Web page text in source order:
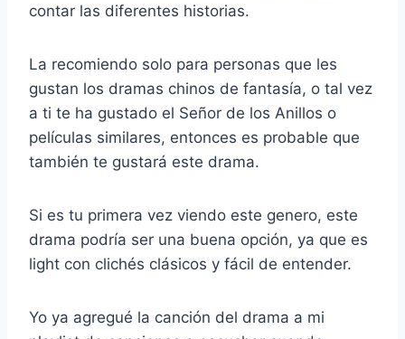
contar las diferentes historias.
La recomiendo solo para personas que les
gustan los dramas chinos de fantasía, o tal vez
a ti te ha gustado el Señor de los Anillos o
películas similares, entonces es probable que
también te gustará este drama.
Si es tu primera vez viendo este genero, este
drama podría ser una buena opción, ya que es
light con clichés clásicos y fácil de entender.
Yo ya agregué la canción del drama a mi